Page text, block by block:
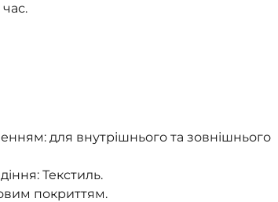
для внутрішнього та зовнішнього
Текстиль.
покриттям.